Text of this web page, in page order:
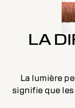
LA
La lumière
signifie que